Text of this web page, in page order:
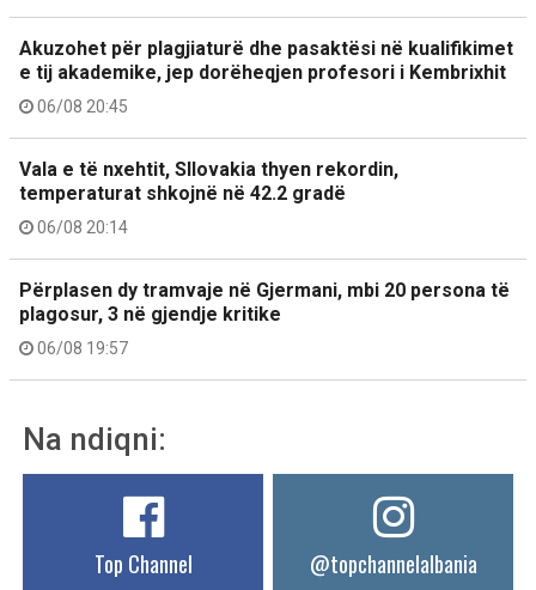
Akuzohet për plagjiaturë dhe pasaktësi në kualifikimet
e tij akademike, jep dorëheqjen profesori i Kembrixhit
06/08 20:45
Vala e të nxehtit, Sllovakia thyen rekordin,
temperaturat shkojnë në 42.2 gradë
06/08 20:14
Përplasen dy tramvaje në Gjermani, mbi 20 persona të
plagosur, 3 në gjendje kritike
06/08 19:57
Na ndiqni:
Top Channel @topchannelalbania